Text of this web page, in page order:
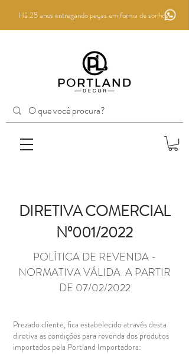
Há 25 anos entregando peças em forma de sonhos!
DIRETIVA COMERCIAL
Nº001/2022
POLÍTICA DE REVENDA -
NORMATIVA VÁLIDA A PARTIR
DE 07/02/2022
Prezado cliente, fica estabelecido através desta
diretiva as condições para revenda dos produtos
importados pela Portland Importadora: